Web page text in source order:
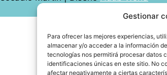
Gestionar
Para ofrecer las mejores experiencias,
almacenar y/o acceder a la información
tecnologías nos permitirá procesar datos
identificaciones únicas en este sitio. No
afectar negativamente a ciertas